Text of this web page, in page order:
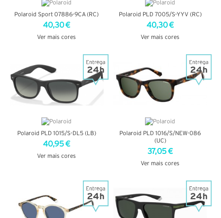
Polaroid Sport 07886-9CA (RC)
40,30 €
Ver mais cores
Polaroid PLD 7005/S-YYV (RC)
40,30 €
Ver mais cores
Polaroid PLD 1015/S-DL5 (LB)
40,95 €
Ver mais cores
Polaroid PLD 1016/S/NEW-086
(UC)
37,05 €
Ver mais cores